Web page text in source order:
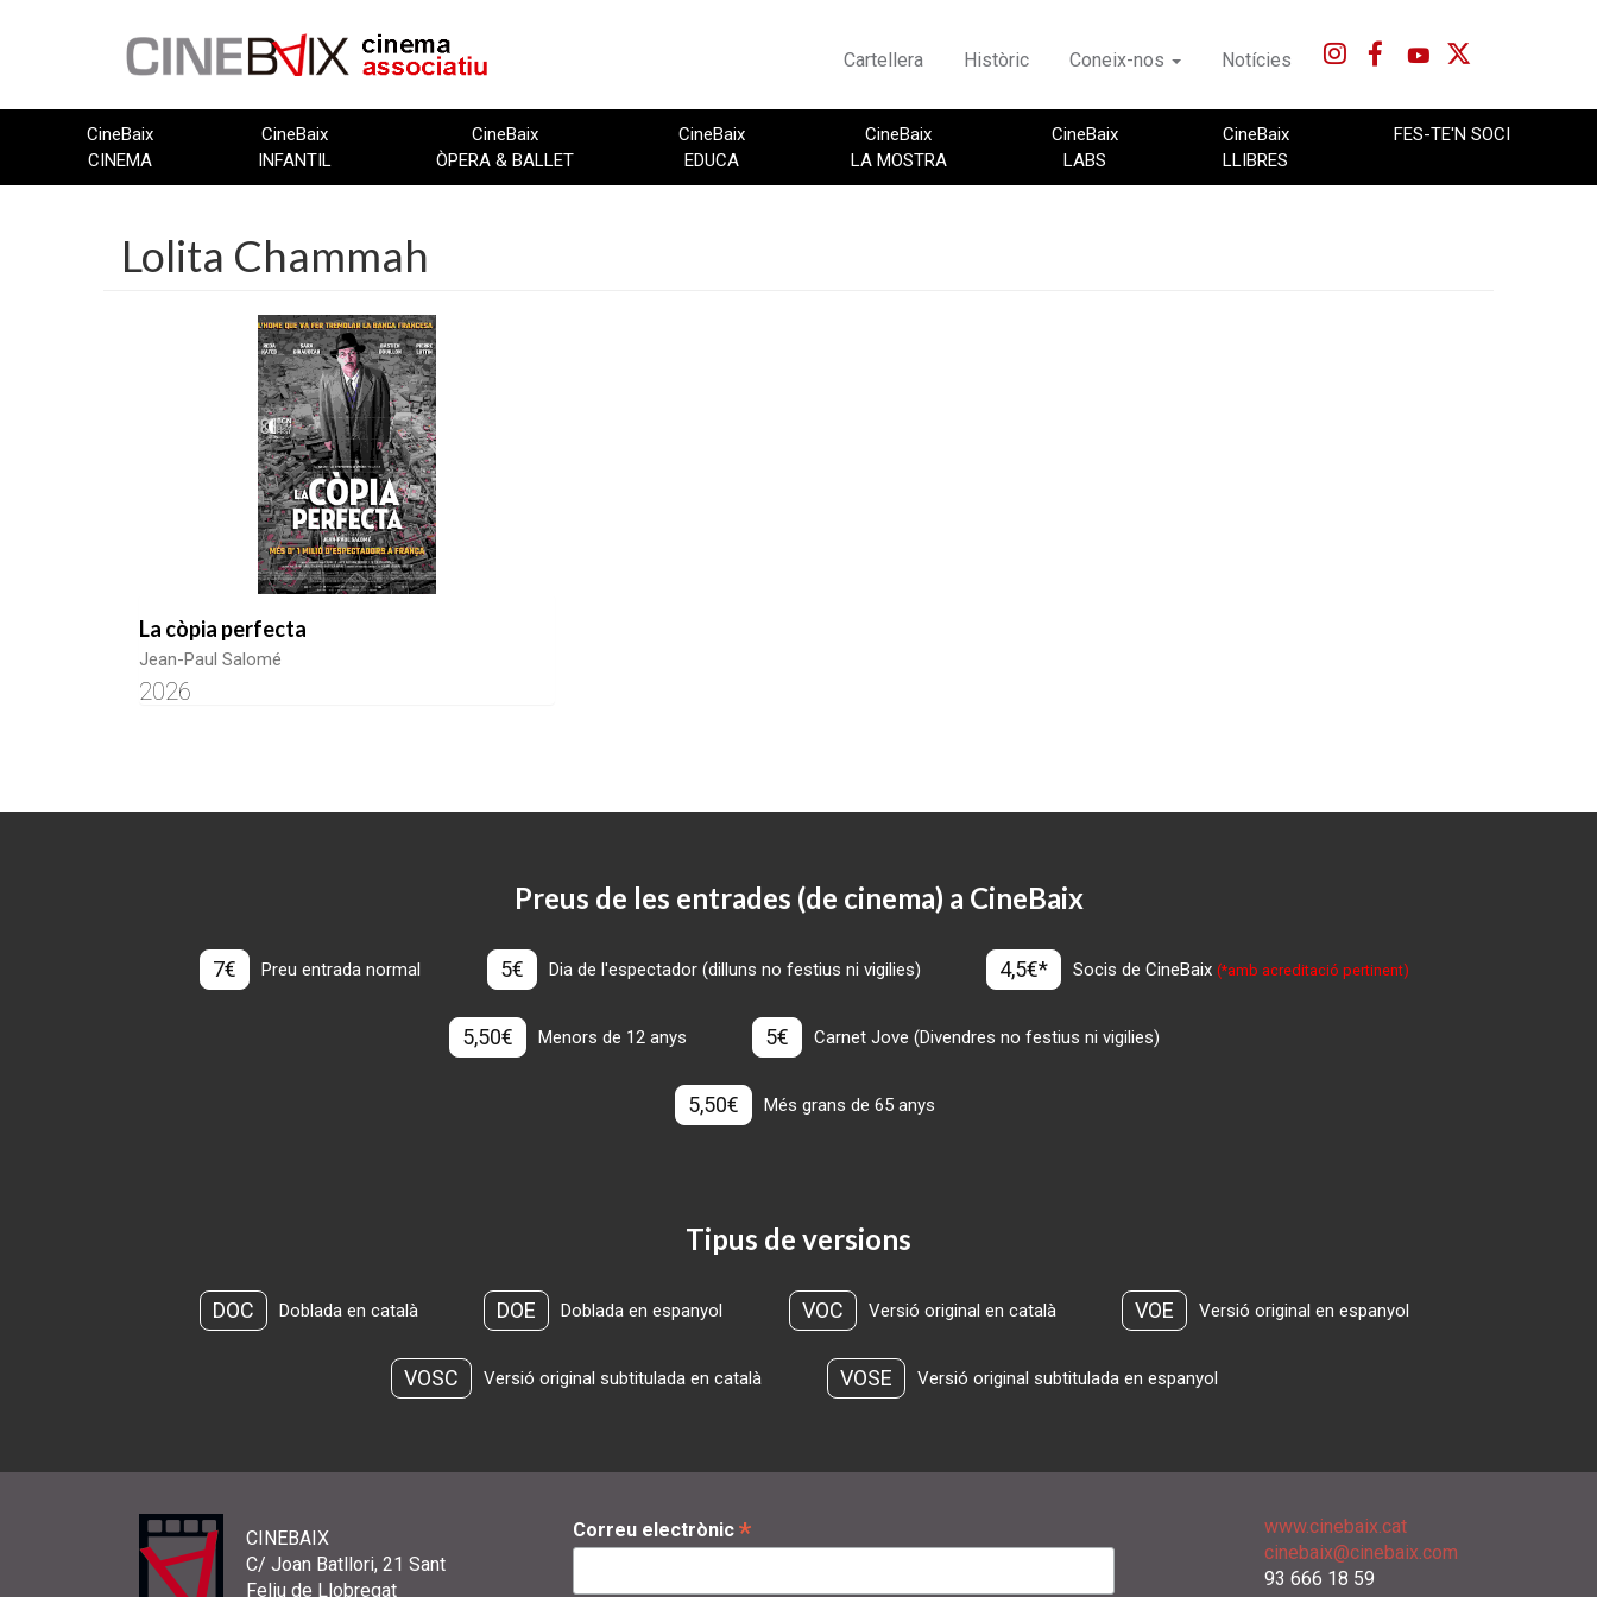
Cartellera Històric Coneix-nos Notícies
CineBaix
CINEMA
CineBaix
INFANTIL
CineBaix
ÒPERA & BALLET
CineBaix
EDUCA
CineBaix
LA MOSTRA
CineBaix
LABS
CineBaix
LLIBRES
FES-TE'N SOCI
Lolita Chammah
La còpia perfecta
Jean-Paul Salomé
2026
Preus de les entrades (de cinema) a CineBaix
7€ Preu entrada normal 5€ Dia de l'espectador (dilluns no festius ni vigilies) 4,5€* Socis de CineBaix(*amb acreditació pertinent)
5,50€ Menors de 12 anys 5€ Carnet Jove (Divendres no festius ni vigilies)
5,50€ Més grans de 65 anys
Tipus de versions
DOC Doblada en català DOE Doblada en espanyol VOC Versió original en català VOE Versió original en espanyol
VOSC Versió original subtitulada en català VOSE Versió original subtitulada en espanyol
CINEBAIX
C/ Joan Batllori, 21 Sant
Feliu de Llobregat
Correu electrònic *
www.cinebaix.cat
cinebaix@cinebaix.com
93 666 18 59